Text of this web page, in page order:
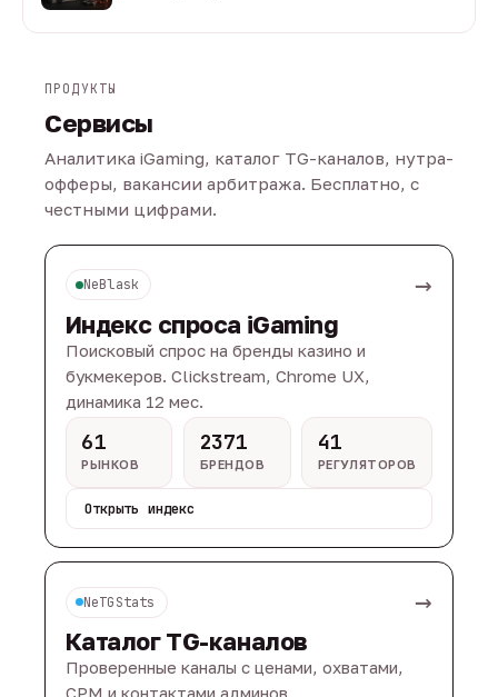
ПРОДУКТЫ
Сервисы
Аналитика iGaming, каталог TG-каналов, нутра-
офферы, вакансии арбитража. Бесплатно, с
честными цифрами.
NeBlask →
Индекс спроса iGaming
Поисковый спрос на бренды казино и
букмекеров. Clickstream, Chrome UX,
динамика 12 мес.
61
РЫНКОВ
2371
БРЕНДОВ
41
РЕГУЛЯТОРОВ
Открыть индекс
NeTGStats →
Каталог TG-каналов
Проверенные каналы с ценами, охватами,
CPM и контактами админов.